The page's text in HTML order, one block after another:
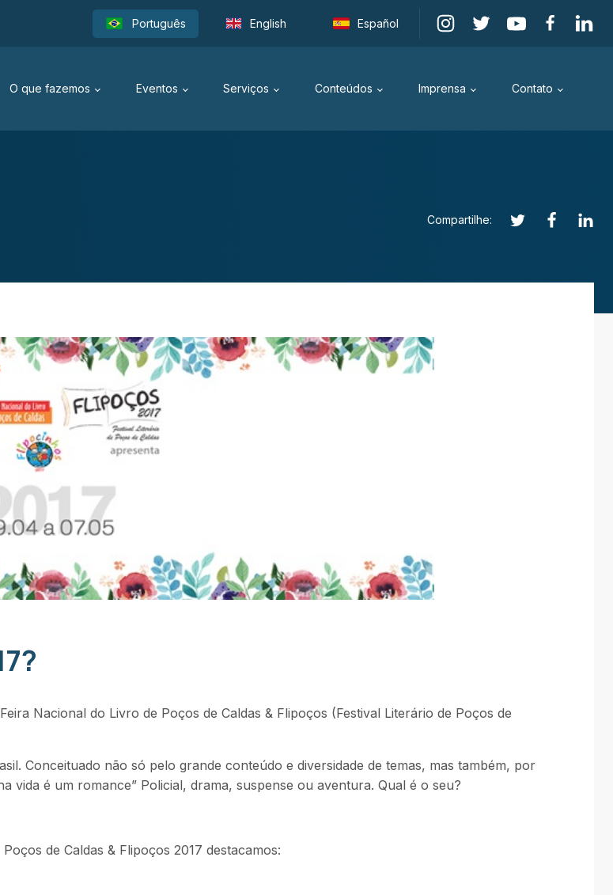
Português English Español
O que fazemos Eventos Serviços Conteúdos Imprensa Contato
Compartilhe:
Nacional do Livro de Poços de Caldas & Flipoços (Festival Literário de Poços de
Conceituado não só pelo grande conteúdo e diversidade de temas, mas também, por
vida é um romance” Policial, drama, suspense ou aventura. Qual é o seu?
de Caldas & Flipoços 2017 destacamos: